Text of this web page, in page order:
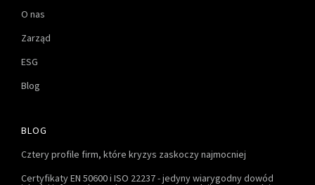
O nas
Zarząd
ESG
Blog
BLOG
Cztery profile firm, które kryzys zaskoczy najmocniej
Certyfikaty EN 50600 i ISO 22237 - jedyny wiarygodny dowód